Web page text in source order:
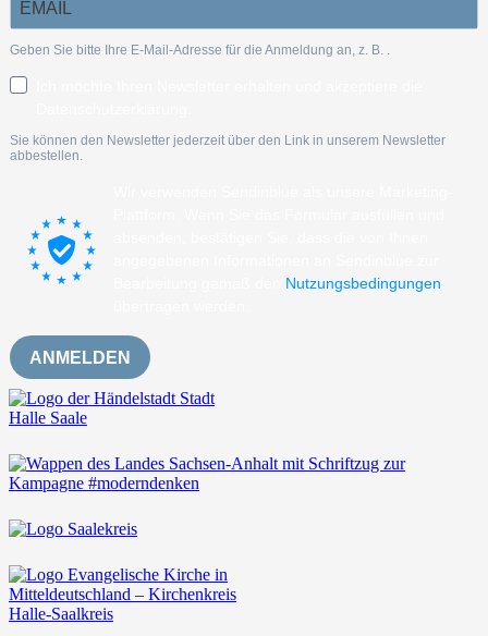
Geben Sie bitte Ihre E-Mail-Adresse für die Anmeldung an, z. B. .
Sie können den Newsletter jederzeit über den Link in unserem Newsletter
abbestellen.
Nutzungsbedingungen
ANMELDEN